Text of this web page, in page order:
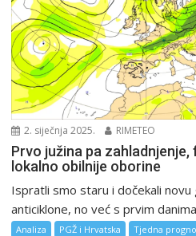
2. siječnja 2025. RIMETEO
Prvo južina pa
lokalno obilnije oborine
Ispratli smo staru i dočekali novu
anticiklone, no već s prvim
Analiza PGŽ i Hrvatska Tjedna